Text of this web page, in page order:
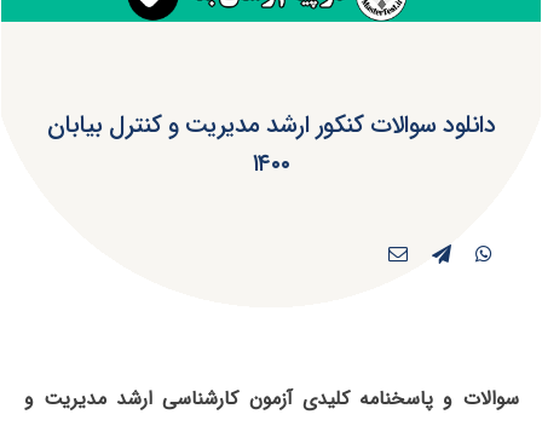
دانلود سوالات کنکور ارشد مدیریت و کنترل بیابان
۱۴۰۰
سوالات و پاسخنامه کلیدی آزمون کارشناسی ارشد مدیریت و